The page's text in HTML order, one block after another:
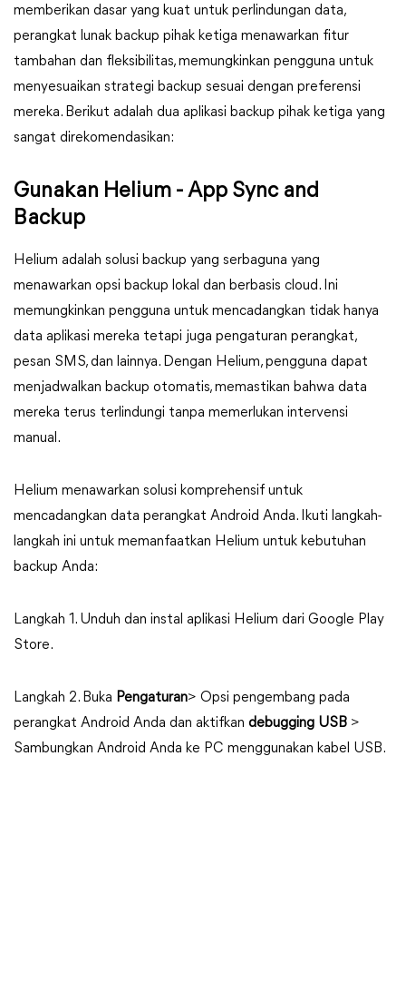
memberikan dasar yang kuat untuk perlindungan data,
perangkat lunak backup pihak ketiga menawarkan fitur
tambahan dan fleksibilitas, memungkinkan pengguna untuk
menyesuaikan strategi backup sesuai dengan preferensi
mereka. Berikut adalah dua aplikasi backup pihak ketiga yang
sangat direkomendasikan:
Gunakan Helium - App Sync and
Backup
Helium adalah solusi backup yang serbaguna yang
menawarkan opsi backup lokal dan berbasis cloud. Ini
memungkinkan pengguna untuk mencadangkan tidak hanya
data aplikasi mereka tetapi juga pengaturan perangkat,
pesan SMS, dan lainnya. Dengan Helium, pengguna dapat
menjadwalkan backup otomatis, memastikan bahwa data
mereka terus terlindungi tanpa memerlukan intervensi
manual.
Helium menawarkan solusi komprehensif untuk
mencadangkan data perangkat Android Anda. Ikuti langkah-
langkah ini untuk memanfaatkan Helium untuk kebutuhan
backup Anda:
Langkah 1. Unduh dan instal aplikasi Helium dari Google Play
Store.
Langkah 2. Buka Pengaturan> Opsi pengembang pada
perangkat Android Anda dan aktifkan debugging USB >
Sambungkan Android Anda ke PC menggunakan kabel USB.